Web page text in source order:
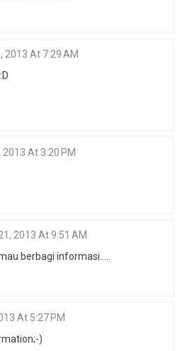
2013 At 7:29 AM
2013 At 3:20 PM
2013 At 9:51 AM
berbagi informasi.....
At 5:27 PM
)